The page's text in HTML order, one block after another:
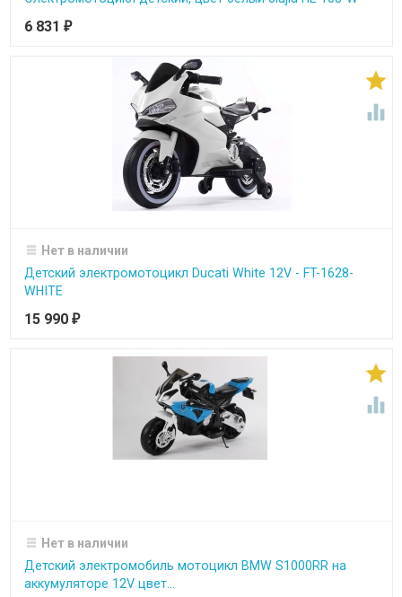
6 831 ₽


Нет в наличии
Детский электромотоцикл Ducati White 12V - FT-1628-
WHITE
15 990 ₽


Нет в наличии
Детский электромобиль мотоцикл BMW S1000RR на
аккумуляторе 12V цвет...